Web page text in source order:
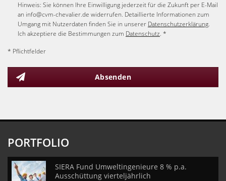
Hinweis: Sie können Ihre Einwilligung jederzeit für die Zukunft per E-Mail
an info@cvm-chevalier.de widerrufen. Detaillierte Informationen zum
Umgang mit Nutzerdaten finden Sie in unserer Datenschutzerklärung.
Ich akzeptiere die Bestimmungen zum Datenschutz. *
* Pflichtfelder
Absenden
PORTFOLIO
SIERA Fund Umweltingenieure 8 % p.a.
Ausschüttung vierteljährlich